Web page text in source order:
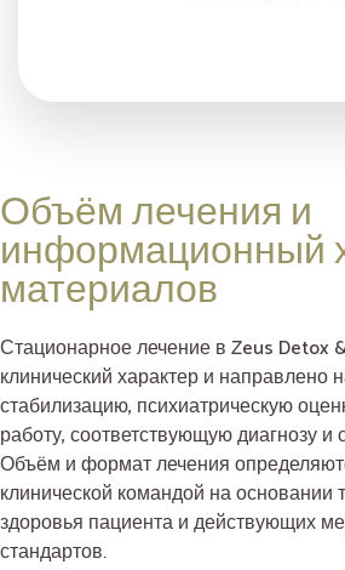
Объём лечения и
информационный
материалов
Стационарное лечение в Zeus Detox
клинический характер и направлено
стабилизацию, психиатрическую
работу, соответствующую диагнозу и
Объём и формат лечения
клинической командой на основании
здоровья пациента и действующих
стандартов.